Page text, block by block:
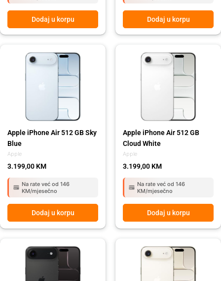
Dodaj u korpu Dodaj u korpu
Apple
Apple iPhone Air 512 GB Sky
Blue
3.199,00 KM
Na rate već od 146
KM/mjesečno
Dodaj u korpu
Apple
Apple iPhone Air 512 GB
Cloud White
3.199,00 KM
Na rate već od 146
KM/mjesečno
Dodaj u korpu